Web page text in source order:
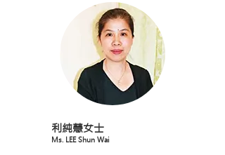
利純慧女士
Ms. LEE Shun Wai